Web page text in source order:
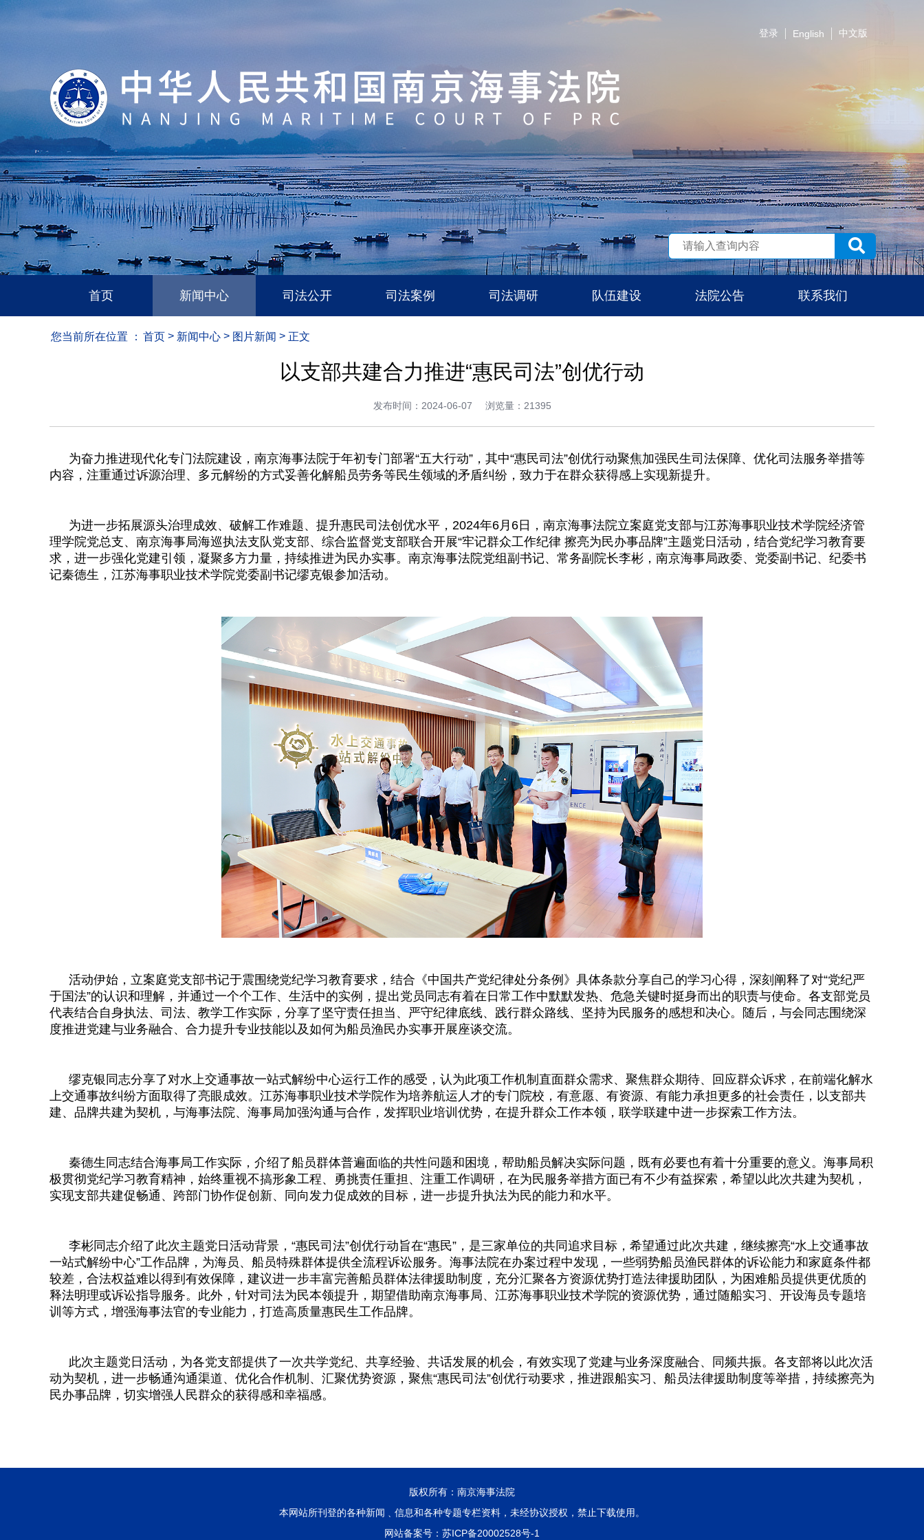
登录 English 中文版
首页 新闻中心 司法公开 司法案例 司法调研 队伍建设 法院公告 联系我们
您当前所在位置 ： 首页 > 新闻中心 > 图片新闻 > 正文
以支部共建合力推进“惠民司法”创优行动
发布时间：2024-06-07 浏览量：21395
为奋力推进现代化专门法院建设，南京海事法院于年初专门部署“五大行动”，其中“惠民司法”创优行动聚焦加强民生司法保障、优化司法服务举措等
内容，注重通过诉源治理、多元解纷的方式妥善化解船员劳务等民生领域的矛盾纠纷，致力于在群众获得感上实现新提升。
为进一步拓展源头治理成效、破解工作难题、提升惠民司法创优水平，2024年6月6日，南京海事法院立案庭党支部与江苏海事职业技术学院经济管
理学院党总支、南京海事局海巡执法支队党支部、综合监督党支部联合开展“牢记群众工作纪律 擦亮为民办事品牌”主题党日活动，结合党纪学习教育要
求，进一步强化党建引领，凝聚多方力量，持续推进为民办实事。南京海事法院党组副书记、常务副院长李彬，南京海事局政委、党委副书记、纪委书
记秦德生，江苏海事职业技术学院党委副书记缪克银参加活动。
活动伊始，立案庭党支部书记于震围绕党纪学习教育要求，结合《中国共产党纪律处分条例》具体条款分享自己的学习心得，深刻阐释了对“党纪严
于国法”的认识和理解，并通过一个个工作、生活中的实例，提出党员同志有着在日常工作中默默发热、危急关键时挺身而出的职责与使命。各支部党员
代表结合自身执法、司法、教学工作实际，分享了坚守责任担当、严守纪律底线、践行群众路线、坚持为民服务的感想和决心。随后，与会同志围绕深
度推进党建与业务融合、合力提升专业技能以及如何为船员渔民办实事开展座谈交流。
缪克银同志分享了对水上交通事故一站式解纷中心运行工作的感受，认为此项工作机制直面群众需求、聚焦群众期待、回应群众诉求，在前端化解水
上交通事故纠纷方面取得了亮眼成效。江苏海事职业技术学院作为培养航运人才的专门院校，有意愿、有资源、有能力承担更多的社会责任，以支部共
建、品牌共建为契机，与海事法院、海事局加强沟通与合作，发挥职业培训优势，在提升群众工作本领，联学联建中进一步探索工作方法。
秦德生同志结合海事局工作实际，介绍了船员群体普遍面临的共性问题和困境，帮助船员解决实际问题，既有必要也有着十分重要的意义。海事局积
极贯彻党纪学习教育精神，始终重视不搞形象工程、勇挑责任重担、注重工作调研，在为民服务举措方面已有不少有益探索，希望以此次共建为契机，
实现支部共建促畅通、跨部门协作促创新、同向发力促成效的目标，进一步提升执法为民的能力和水平。
李彬同志介绍了此次主题党日活动背景，“惠民司法”创优行动旨在“惠民”，是三家单位的共同追求目标，希望通过此次共建，继续擦亮“水上交通事故
一站式解纷中心”工作品牌，为海员、船员特殊群体提供全流程诉讼服务。海事法院在办案过程中发现，一些弱势船员渔民群体的诉讼能力和家庭条件都
较差，合法权益难以得到有效保障，建议进一步丰富完善船员群体法律援助制度，充分汇聚各方资源优势打造法律援助团队，为困难船员提供更优质的
释法明理或诉讼指导服务。此外，针对司法为民本领提升，期望借助南京海事局、江苏海事职业技术学院的资源优势，通过随船实习、开设海员专题培
训等方式，增强海事法官的专业能力，打造高质量惠民生工作品牌。
此次主题党日活动，为各党支部提供了一次共学党纪、共享经验、共话发展的机会，有效实现了党建与业务深度融合、同频共振。各支部将以此次活
动为契机，进一步畅通沟通渠道、优化合作机制、汇聚优势资源，聚焦“惠民司法”创优行动要求，推进跟船实习、船员法律援助制度等举措，持续擦亮为
民办事品牌，切实增强人民群众的获得感和幸福感。
版权所有：南京海事法院
本网站所刊登的各种新闻﹑信息和各种专题专栏资料，未经协议授权，禁止下载使用。
网站备案号： 苏ICP备20002528号-1